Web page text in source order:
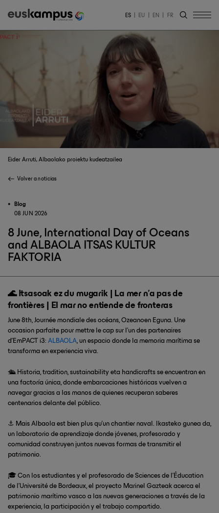
ES EU EN FR
Eider Arruti, Albaolako proiektu kudeatzailea
Volver a noticias
Blog
08 JUN 2026
8 June, International Day of Oceans
and ALBAOLA ITSAS KULTUR
FAKTORIA
🌊 Itsasoak ez du mugarik | La mer n’a pas de
frontières | El mar no entiende de fronteras
June 8th, Journée mondiale des océans, Ozeanoen Eguna. Une
occasion parfaite pour mettre le cap sur l’un des partenaires
d'EmPACT i3: ALBAOLA, un espacio donde la memoria marítima se
transforma en experiencia viva.
🛳️ Historia, tradition, sustainability eta handicrafts se encuentran en
una factoría única, donde embarcaciones históricas vuelven a
navegar gracias a las manos de quienes recuperan saberes
centenarios delante del público.
⚓ Mais Albaola est bien plus qu’un chantier naval. Ikasteko gunea da,
un laboratorio de aprendizaje donde jóvenes, profesorado y
comunidad construyen juntos nuevas formas de transmitir el
patrimonio.
🎓 Con los estudiantes y el profesorado de Sciences de l'Éducation
de l'Université de Bordeaux, el proyecto Marinel Gazteak acerca el
patrimonio marítimo vasco a las nuevas generaciones a través de la
experiencia, la participación y el trabajo compartido.